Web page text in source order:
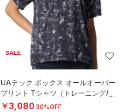
SALE
UAテック ボックス オールオーバー
プリント Tシャツ（トレーニング/W
OMEN）
￥3,080 30%OFF